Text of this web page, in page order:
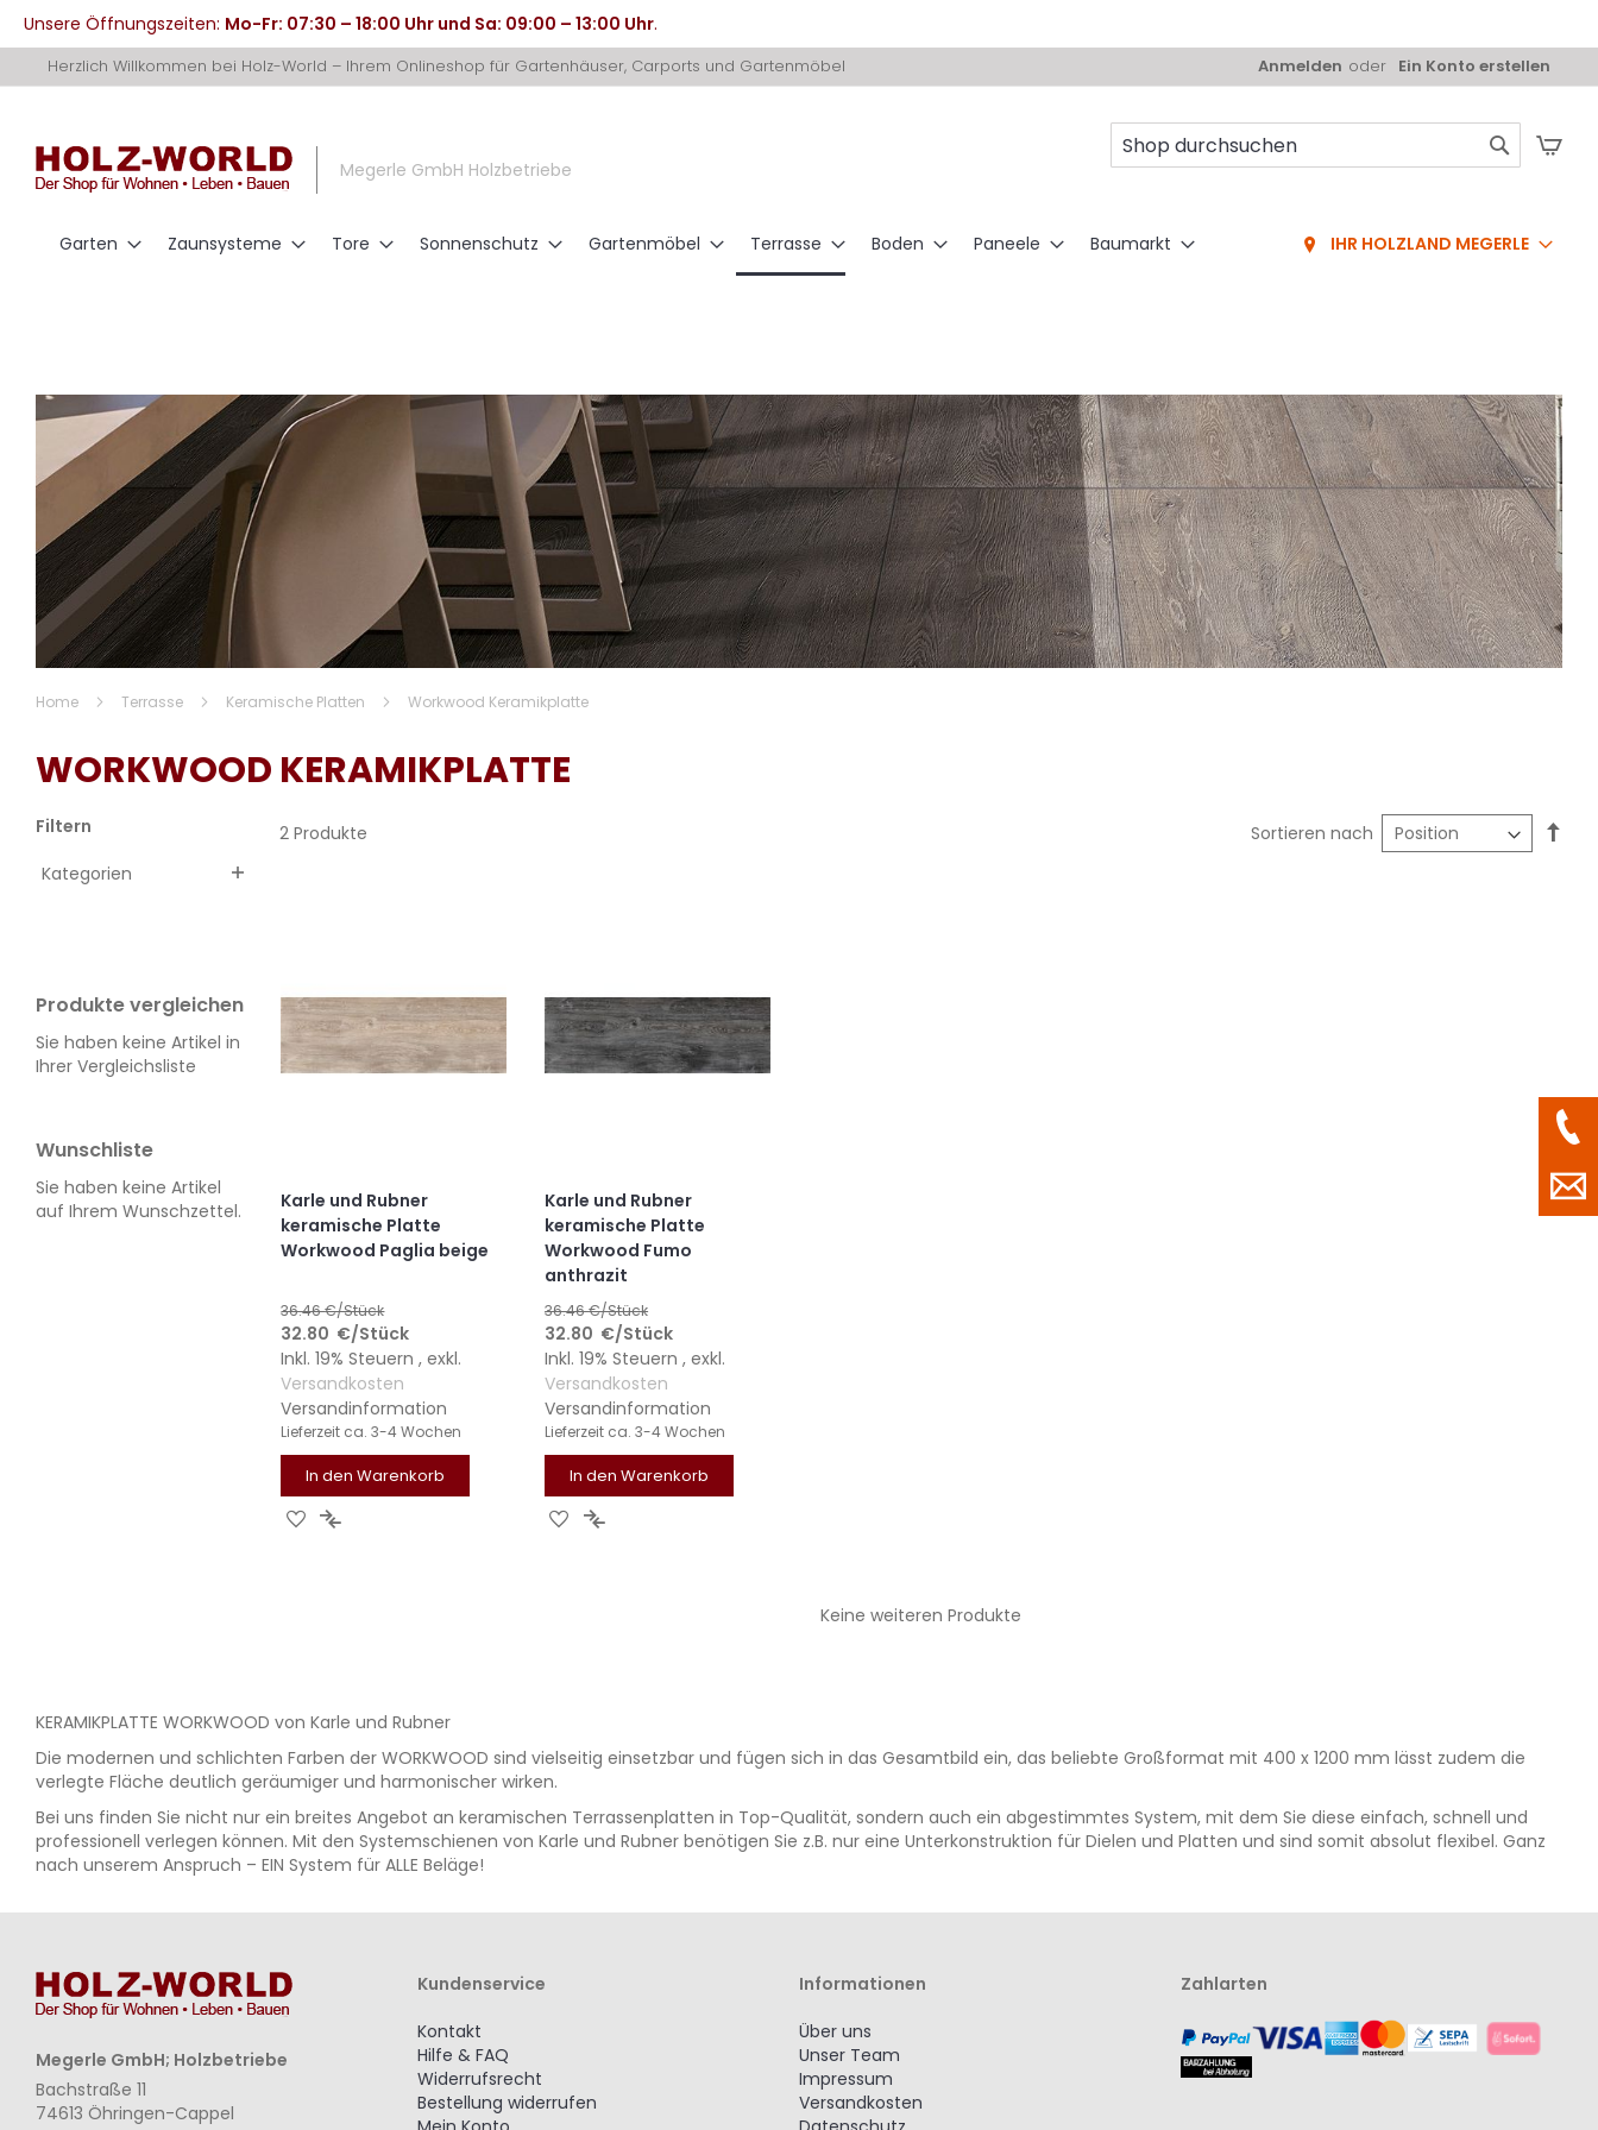
Unsere Öffnungszeiten: Mo-Fr: 07:30 – 18:00 Uhr und Sa: 09:00 – 13:00 Uhr.
zum
Herzlich Willkommen bei Holz-World – Ihrem Onlineshop für Gartenhäuser, Carports und Gartenmöbel Anmelden Ein Konto erstellen
Megerle GmbH Holzbetriebe
Garten Zaunsysteme Tore Sonnenschutz Gartenmöbel Terrasse Boden Paneele Baumarkt IHR HOLZLAND MEGERLE
Home Terrasse Keramische Platten Workwood Keramikplatte
WORKWOOD KERAMIKPLATTE
2 Produkte Sortieren nach
Karle und Rubner
keramische Platte
Workwood Paglia beige
36.46€/Stück
32.80 €/Stück
Inkl. 19% Steuern,exkl.
Versandkosten
Versandinformation
Lieferzeit ca. 3-4 Wochen
In den Warenkorb
ZURZUR
Karle und Rubner
keramische Platte
Workwood Fumo
anthrazit
36.46€/Stück
32.80 €/Stück
Inkl. 19% Steuern,exkl.
Versandkosten
Versandinformation
Lieferzeit ca. 3-4 Wochen
In den Warenkorb
ZURZUR
Keine weiteren Produkte
Filtern
Kategorien
Produkte vergleichen
Sie haben keine Artikel in
Ihrer Vergleichsliste
Wunschliste
Sie haben keine Artikel
auf Ihrem Wunschzettel.
KERAMIKPLATTE WORKWOOD von Karle und Rubner
Die modernen und schlichten Farben der WORKWOOD sind vielseitig einsetzbar und fügen sich in das Gesamtbild ein, das beliebte Großformat mit 400 x 1200 mm lässt zudem die
verlegte Fläche deutlich geräumiger und harmonischer wirken.
Bei uns finden Sie nicht nur ein breites Angebot an keramischen Terrassenplatten in Top-Qualität, sondern auch ein abgestimmtes System, mit dem Sie diese einfach, schnell und
professionell verlegen können. Mit den Systemschienen von Karle und Rubner benötigen Sie z.B. nur eine Unterkonstruktion für Dielen und Platten und sind somit absolut flexibel. Ganz
nach unserem Anspruch – EIN System für ALLE Beläge!
Megerle GmbH; Holzbetriebe
Bachstraße 11
74613 Öhringen-Cappel
Kundenservice
Kontakt
Hilfe & FAQ
Widerrufsrecht
Bestellung widerrufen
Informationen
Über uns
Unser Team
Impressum
Versandkosten
Zahlarten